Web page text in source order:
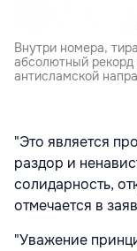
Внутри номера,
абсолютный рекорд
антисламской
"Это является
раздор и
солидарность,
отмечается в
"Уважение